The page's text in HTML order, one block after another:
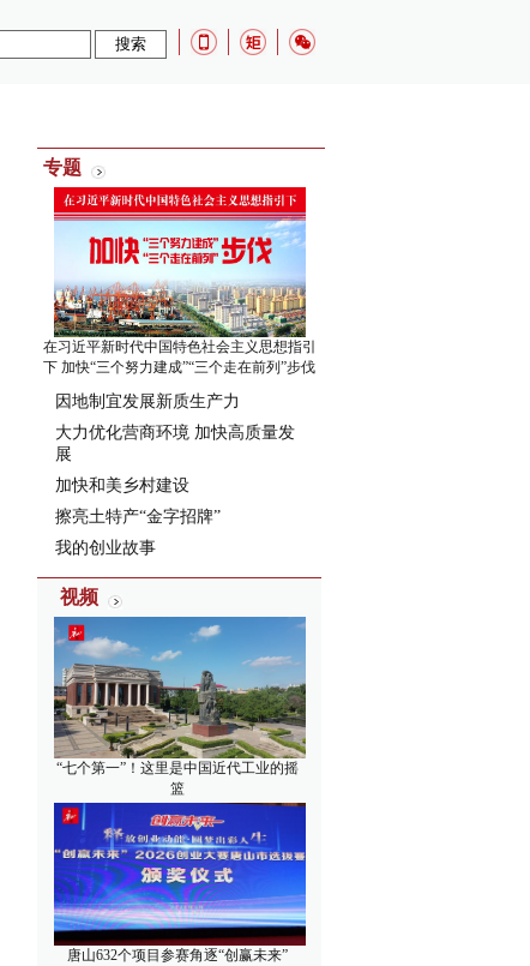
专题
在习近平新时代中国特色社会主义思想指引
下 加快“三个努力建成”“三个走在前列”步伐
因地制宜发展新质生产力
大力优化营商环境 加快高质量发
展
加快和美乡村建设
擦亮土特产“金字招牌”
我的创业故事
视频
“七个第一”！这里是中国近代工业的摇
篮
唐山632个项目参赛角逐“创赢未来”